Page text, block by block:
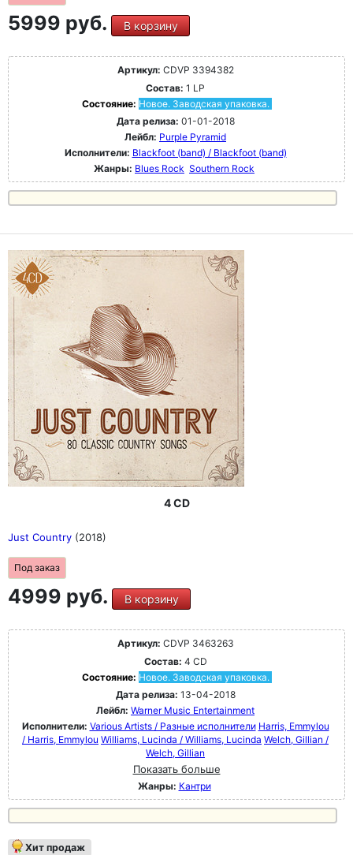
5999 руб. В корзину
Артикул: CDVP 3394382
Состав: 1 LP
Состояние: Новое. Заводская упаковка.
Дата релиза: 01-01-2018
Лейбл: Purple Pyramid
Исполнители: Blackfoot (band) / Blackfoot (band)
Жанры: Blues Rock Southern Rock
4 CD
Just Country (2018)
Под заказ
4999 руб. В корзину
Артикул: CDVP 3463263
Состав: 4 CD
Состояние: Новое. Заводская упаковка.
Дата релиза: 13-04-2018
Лейбл: Warner Music Entertainment
Исполнители: Various Artists / Разные исполнители Harris, Emmylou
/ Harris, Emmylou Williams, Lucinda / Williams, Lucinda Welch, Gillian /
Welch, Gillian
Показать больше
Жанры: Кантри
Хит продаж